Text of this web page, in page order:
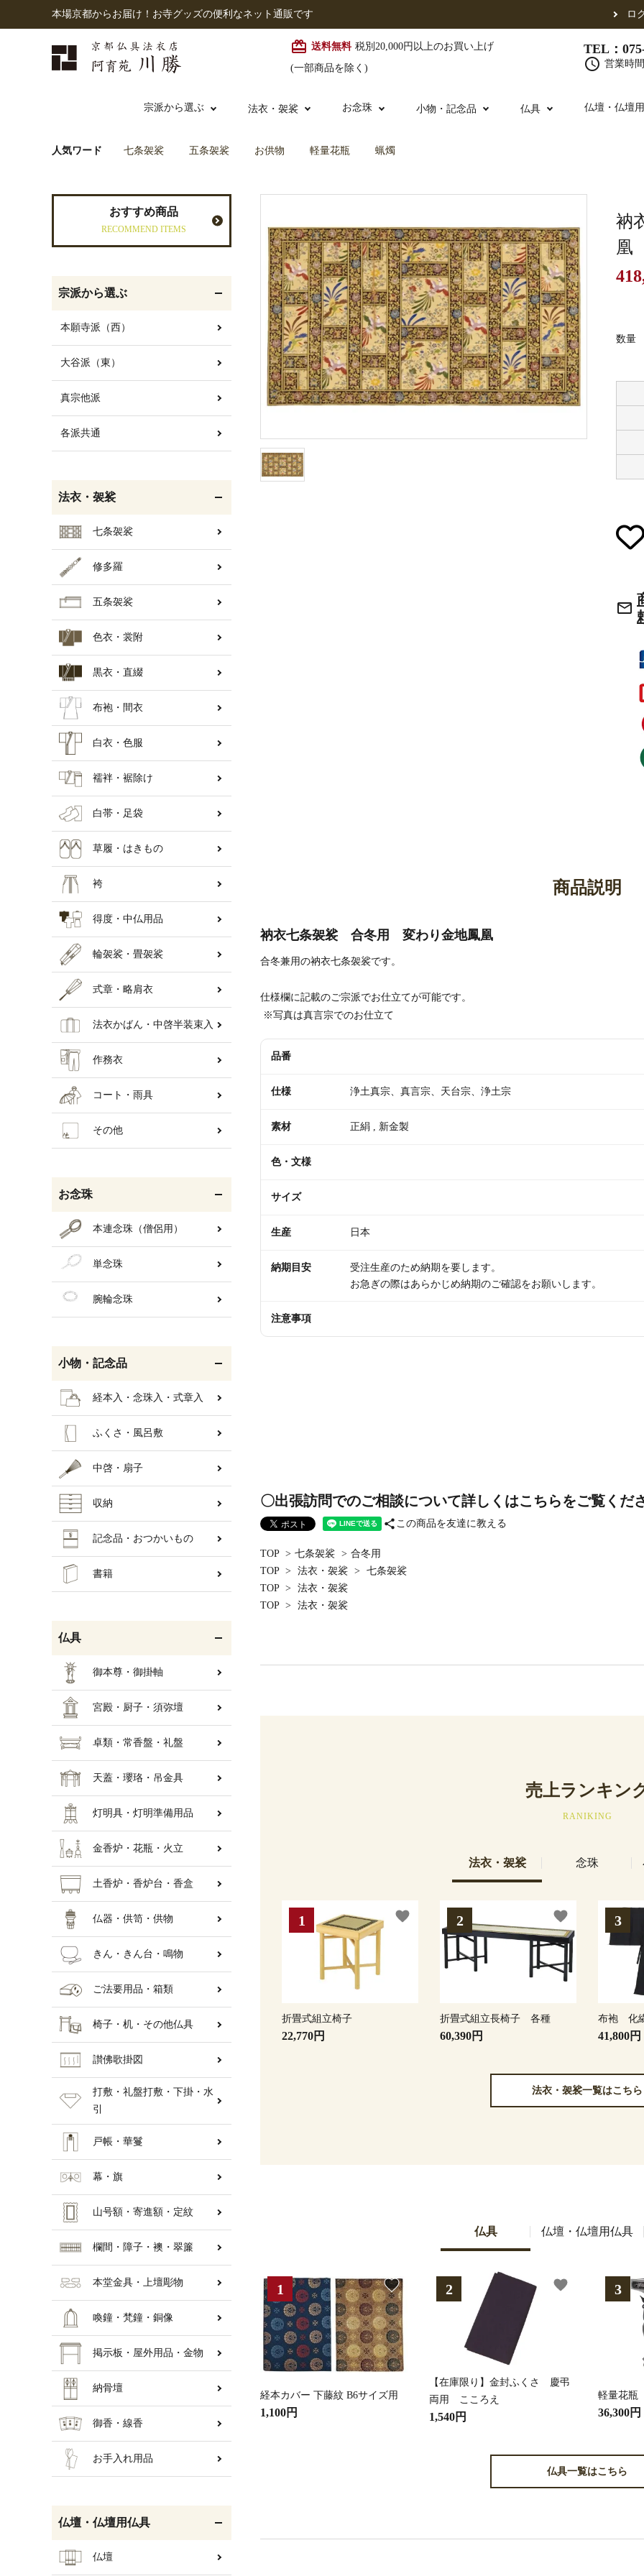
本場京都からお届け！お寺グッズの便利なネット通販です ロ
card_giftcard 送料無料 税別20,000円以上のお買い上げ
(一部商品を除く)
TEL：
schedule 営業時
宗派から選ぶ
本願寺派（西） 大谷派（東）
法衣・袈裟
布袍・間衣 白衣・色服
草履・はきもの 袴
お念珠
本連念珠（僧侶用）
小物・記念品
書籍
仏具
金香炉・花瓶・火立 土香炉・香炉台
ご法要用品・箱類 椅子・机・その
欄間・障子・襖・翠簾
納骨壇
仏壇・仏壇
お仏壇の引き取り
人気ワード 七条袈裟 五条袈裟 お供物 軽量花瓶 蝋燭
衲
凰
数量
mail_outline
商品説明
衲衣七条袈裟 合冬用 変わり金地鳳凰
合冬兼用の衲衣七条袈裟です。
仕様欄に記載のご宗派でお仕立てが可能です。
※写真は真言宗でのお仕立て
品番
仕様 浄土真宗、真言宗、天台宗、浄土宗
素材 正絹 , 新金製
色・文様
サイズ
生産 日本
納期目安
受注生産のため納期を要します。
お急ぎの際はあらかじめ納期のご確認をお願いします。
注意事項
〇出張訪問でのご相談について詳しくはこちらをご覧くだ
share この商品を友達に教える
TOP > 七条袈裟 > 合冬用
TOP > 法衣・袈裟 >
七条袈裟
TOP >
法衣・袈裟
TOP > 法衣・袈裟
売上ランキン
RANIKING
法衣・袈裟 念珠
折畳式組立椅子
22,770円
favorite
折畳式組立長椅子 各種
60,390円
favorite
布袍 化
41,800円
法衣・袈裟一覧はこちら
仏具 仏壇・仏壇用仏具
経本カバー 下藤紋 B6サイズ用
1,100円
favorite
【在庫限り】金封ふくさ 慶弔
両用 こころえ
1,540円
favorite
軽量花
36,300円
仏具一覧はこちら
おすすめ商品
RECOMMEND ITEMS
宗派から選ぶ
本願寺派（西）
大谷派（東）
真宗他派
各派共通
法衣・袈裟
七条袈裟
修多羅
五条袈裟
色衣・裳附
黒衣・直綴
布袍・間衣
白衣・色服
襦袢・裾除け
白帯・足袋
草履・はきもの
袴
得度・中仏用品
輪袈裟・畳袈裟
式章・略肩衣
法衣かばん・中啓半装束入
作務衣
コート・雨具
その他
お念珠
本連念珠（僧侶用）
単念珠
腕輪念珠
小物・記念品
経本入・念珠入・式章入
ふくさ・風呂敷
中啓・扇子
収納
記念品・おつかいもの
書籍
仏具
御本尊・御掛軸
宮殿・厨子・須弥壇
卓類・常香盤・礼盤
天蓋・瓔珞・吊金具
灯明具・灯明準備用品
金香炉・花瓶・火立
土香炉・香炉台・香盒
仏器・供笥・供物
きん・きん台・鳴物
ご法要用品・箱類
椅子・机・その他仏具
讃佛歌掛図
打敷・礼盤打敷・下掛・水
引
戸帳・華鬘
幕・旗
山号額・寄進額・定紋
欄間・障子・襖・翠簾
本堂金具・上壇彫物
喚鐘・梵鐘・銅像
掲示板・屋外用品・金物
納骨壇
御香・線香
お手入れ用品
仏壇・仏壇用仏具
仏壇